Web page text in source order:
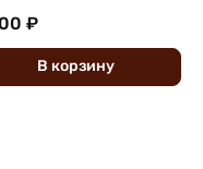
₽
В корзину